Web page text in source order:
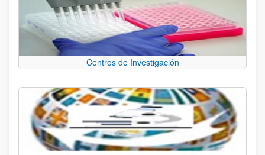
Centros de Investigación